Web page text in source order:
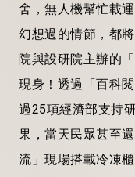
舍，無人機幫忙載
幻想過的情節，都
院與設研院主辦的
現身！透過「百科
過25項經濟部支持
果，當天民眾甚至
流」現場搭載冷凍